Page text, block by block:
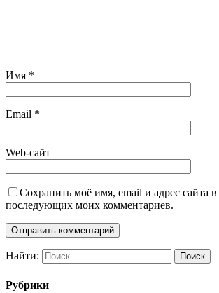
Имя *
Email *
Web-сайт
Сохранить моё имя, email и адрес сайта в
последующих моих комментариев.
Найти:
Рубрики